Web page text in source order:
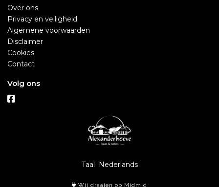
Over ons
Privacy en veiligheid
Algemene voorwaarden
Disclaimer
Cookies
Contact
Volg ons
Taal
Wij draaien op Midmid